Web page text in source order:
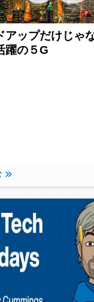
アップだけじゃ
躍の５G